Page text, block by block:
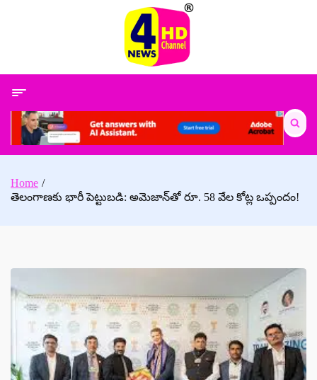
Search
for:
Home
తెలంగాణకు భారీ పెట్టుబడి: అమెజాన్‌తో రూ. 58 వేల కోట్ల ఒప్పందం!